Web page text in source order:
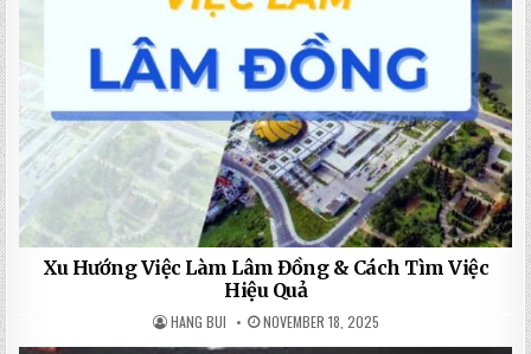
Xu Hướng Việc Làm Lâm Đồng & Cách Tìm Việc
Hiệu Quả
HANG BUI NOVEMBER 18, 2025